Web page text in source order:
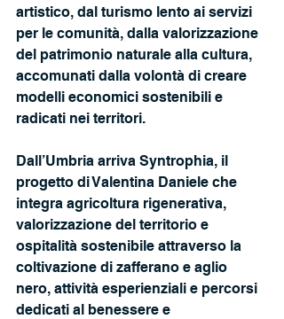
artistico, dal turismo lento ai servizi
per le comunità, dalla valorizzazione
del patrimonio naturale alla cultura,
accomunati dalla volontà di creare
modelli economici sostenibili e
radicati nei territori.
Dall’Umbria arriva Syntrophia, il
progetto di Valentina Daniele che
integra agricoltura rigenerativa,
valorizzazione del territorio e
ospitalità sostenibile attraverso la
coltivazione di zafferano e aglio
nero, attività esperienziali e percorsi
dedicati al benessere e